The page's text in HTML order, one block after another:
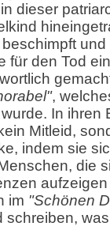
dieser
und
für den Tod
,
In ihren
Mitleid,
indem sie
die
im "Schönen
schreiben,